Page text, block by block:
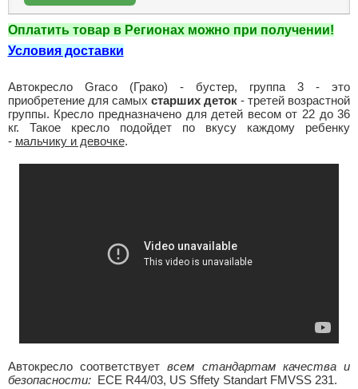
Оплатить товар в Регионах можно при получении!
Условия доставки
Автокресло Graco (Грако) - бустер, группа 3 - это
приобретение для самых старших деток - третей возрастной
группы. Кресло предназначено для детей весом от 22 до 36
кг. Такое кресло подойдет по вкусу каждому ребенку
- мальчику и девочке.
Автокресло соответствуетвсем стандартам качества и
безопасности:ECE R44/03, US Sffety Standart FMVSS 231.